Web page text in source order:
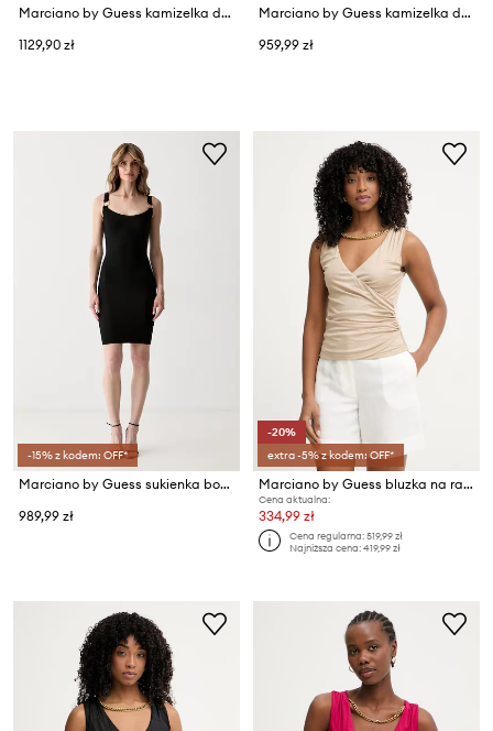
Marciano by Guess kamizelka dwurzędowa damska z wiskozą RASHIDA
1129,90 zł
Marciano by Guess kamizelka dwurzędowa damska JASMINE
959,99 zł
-15% z kodem: OFF*
Marciano by Guess sukienka bodycon z wiskozą ELLA
989,99 zł
-20%
extra -5% z kodem: OFF*
Marciano by Guess bluzka na ramiączkach damska z wiskozy INES
Cena aktualna:
334,99 zł
Cena regularna:519,99 zł
Najniższa cena:419,99 zł